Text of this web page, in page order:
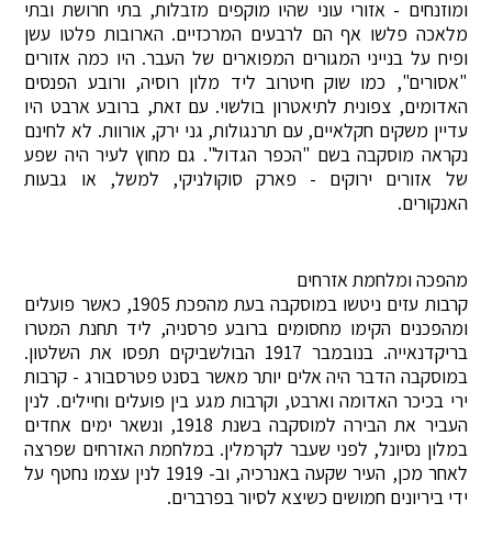
ומוזנחים - אזורי עוני שהיו מוקפים מזבלות, בתי חרושת ובתי
מלאכה פלשו אף הם לרבעים המרכזיים. הארובות פלטו עשן
ופיח על בנייני המגורים המפוארים של העבר. היו כמה אזורים
"אסורים", כמו שוק חיטרוב ליד מלון רוסיה, ורובע הפנסים
האדומים, צפונית לתיאטרון בולשוי. עם זאת, ברובע ארבט היו
עדיין משקים חקלאיים, עם תרנגולות, גני ירק, אורוות. לא לחינם
נקראה מוסקבה בשם "הכפר הגדול". גם מחוץ לעיר היה שפע
של אזורים ירוקים - פארק סוקולניקי, למשל, או גבעות
האנקורים.
מהפכה ומלחמת אזרחים
קרבות עזים ניטשו במוסקבה בעת מהפכת 1905, כאשר פועלים
ומהפכנים הקימו מחסומים ברובע פרסניה, ליד תחנת המטרו
בריקדנאייה. בנובמבר 1917 הבולשביקים תפסו את השלטון.
במוסקבה הדבר היה אלים יותר מאשר בסנט פטרסבורג - קרבות
ירי בכיכר האדומה וארבט, וקרבות מגע בין פועלים וחיילים. לנין
העביר את הבירה למוסקבה בשנת 1918, ונשאר ימים אחדים
במלון נסיונל, לפני שעבר לקרמלין. במלחמת האזרחים שפרצה
לאחר מכן, העיר שקעה באנרכיה, וב- 1919 לנין עצמו נחטף על
ידי ביריונים חמושים כשיצא לסיור בפרברים.